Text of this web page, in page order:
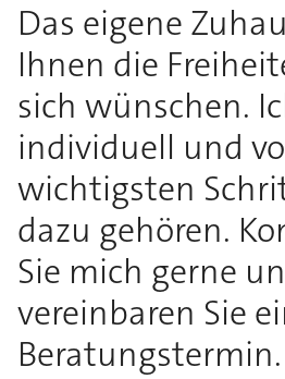
Das eigene
Ihnen die
sich wünschen.
individuell und
wichtigsten
dazu gehören.
Sie mich gerne
vereinbaren Sie
Beratungstermin.